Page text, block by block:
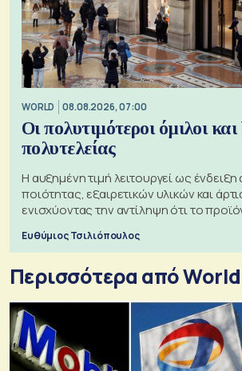
WORLD 08.08.2026, 07:00
Οι πολυτιμότεροι όμιλοι
πολυτελείας
Η αυξημένη τιμή λειτουργεί ως
ποιότητας, εξαιρετικών υλικών και
ενισχύοντας την αντίληψη ότι το
Ευθύμιος Τσιλιόπουλος
Περισσότερα από World